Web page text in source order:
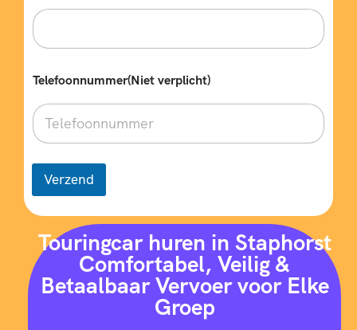
Telefoonnummer(Niet verplicht)
Verzend
Touringcar huren in Staphorst
Comfortabel, Veilig &
Betaalbaar Vervoer voor Elke
Groep